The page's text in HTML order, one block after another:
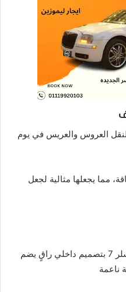
7 خيارًا رائعًا لنقل العروس والعريس في يوم
مما يجعلها مثالية لجعل
: تتميز ليموزين كريسلر 7 بتصميم داخلي راقٍ يضم
ناعمة